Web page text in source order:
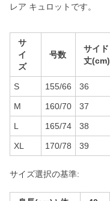
レア キュロットです。
サ
イ
ズ
号数
サイド
丈(cm)
S 155/66 36
M 160/70 37
L 165/74 38
XL 170/78 39
サイズ選択の基準: